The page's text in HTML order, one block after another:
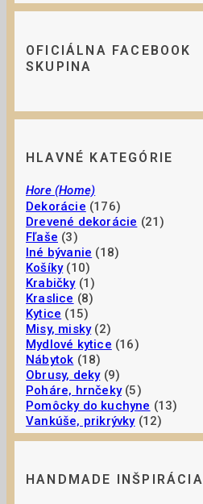
OFICIÁLNA FACEBOOK
SKUPINA
HLAVNÉ KATEGÓRIE
Hore (Home)
Dekorácie (176)
Drevené dekorácie (21)
Fľaše (3)
Iné bývanie (18)
Košíky(10)
Krabičky(1)
Kraslice (8)
Kytice (15)
Misy, misky(2)
Mydlové kytice (16)
Nábytok (18)
Obrusy, deky(9)
Poháre, hrnčeky(5)
Pomôcky do kuchyne (13)
Vankúše, prikrývky(12)
HANDMADE INŠPIRÁCIA